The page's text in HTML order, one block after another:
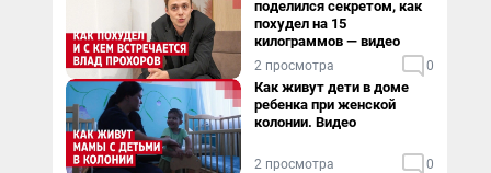
поделился секретом, как
похудел на 15
килограммов — видео
2 просмотра 0
Как живут дети в доме
ребенка при женской
колонии. Видео
2 просмотра 0